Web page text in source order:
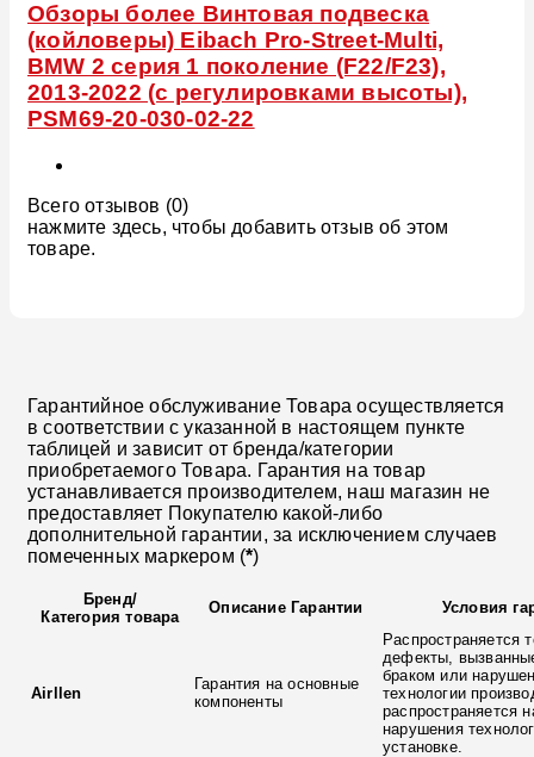
Обзоры более Винтовая подвеска
(койловеры) Eibach Pro-Street-Multi,
BMW 2 серия 1 поколение (F22/F23),
2013-2022 (с регулировками высоты),
PSM69-20-030-02-22
Всего отзывов (0)
нажмите здесь, чтобы добавить отзыв об этом
товаре.
Гарантийное обслуживание Товара осуществляется
в соответствии с указанной в настоящем пункте
таблицей и зависит от бренда/категории
приобретаемого Товара. Гарантия на товар
устанавливается производителем, наш магазин не
предоставляет Покупателю какой-либо
дополнительной гарантии, за исключением случаев
помеченных маркером (*)
Бренд/
Категория товара
Описание Гарантии Условия
Airllen
Гарантия на основные
компоненты
Распространяется
дефекты,
браком или
технологии
распространяется
нарушения
установке.